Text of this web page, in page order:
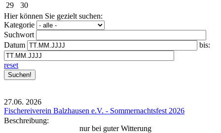
29
30
Hier können Sie gezielt suchen:
Kategorie
Suchwort
Datum
bis:
reset
27.06. 2026
Fischereiverein Balzhausen e.V. - Sommernachtsfest 2026
Beschreibung:
nur bei guter Witterung